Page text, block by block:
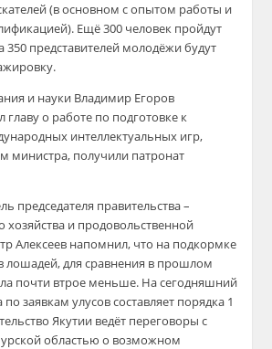
(в основном с опытом работы и
Ещё 300 человек пройдут
350 представителей молодёжи будут
и науки Владимир Егоров
о работе по подготовке к
интеллектуальных игр,
министра, получили патронат
председателя правительства –
хозяйства и продовольственной
Алексеев напомнил, что на подкормке
лошадей, для сравнения в прошлом
почти втрое меньше. На сегодняшний
заявкам улусов составляет порядка 1
Якутии ведёт переговоры с
областью о возможном